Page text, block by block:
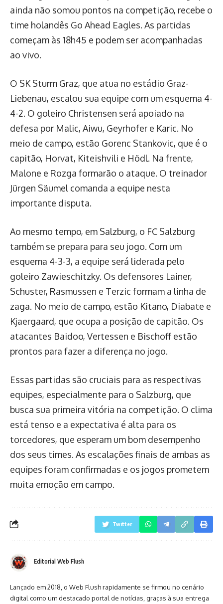
ainda não somou pontos na competição, recebe o
time holandês Go Ahead Eagles. As partidas
começam às 18h45 e podem ser acompanhadas
ao vivo.
O SK Sturm Graz, que atua no estádio Graz-
Liebenau, escalou sua equipe com um esquema 4-
4-2. O goleiro Christensen será apoiado na
defesa por Malic, Aiwu, Geyrhofer e Karic. No
meio de campo, estão Gorenc Stankovic, que é o
capitão, Horvat, Kiteishvili e Hödl. Na frente,
Malone e Rozga formarão o ataque. O treinador
Jürgen Säumel comanda a equipe nesta
importante disputa.
Ao mesmo tempo, em Salzburg, o FC Salzburg
também se prepara para seu jogo. Com um
esquema 4-3-3, a equipe será liderada pelo
goleiro Zawieschitzky. Os defensores Lainer,
Schuster, Rasmussen e Terzic formam a linha de
zaga. No meio de campo, estão Kitano, Diabate e
Kjaergaard, que ocupa a posição de capitão. Os
atacantes Baidoo, Vertessen e Bischoff estão
prontos para fazer a diferença no jogo.
Essas partidas são cruciais para as respectivas
equipes, especialmente para o Salzburg, que
busca sua primeira vitória na competição. O clima
está tenso e a expectativa é alta para os
torcedores, que esperam um bom desempenho
dos seus times. As escalações finais de ambas as
equipes foram confirmadas e os jogos prometem
muita emoção em campo.
Twitter
Editorial Web Flush
Lançado em 2018, o Web Flush rapidamente se firmou no cenário
digital como um destacado portal de notícias, graças à sua entrega